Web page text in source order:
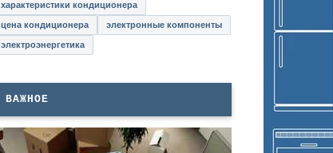
характеристики кондиционера
цена кондиционера электронные компоненты
электроэнергетика
ВАЖНОЕ